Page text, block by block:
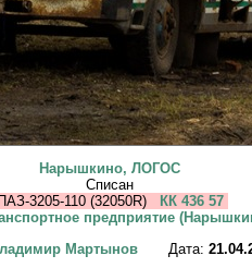
Нарышкино, ЛОГОС
Списан
ПАЗ-3205-110 (32050R)
КК 436 57
предприятие
Мартынов Дата: